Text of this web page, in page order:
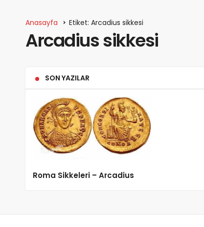
Anasayfa Etiket: Arcadius sikkesi
Arcadius sikkesi
SON YAZILAR
Roma Sikkeleri – Arcadius